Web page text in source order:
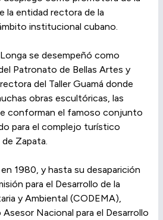
la entidad rectora de la
institucional cubano.
se desempeñó como
Patronato de Bellas Artes y
del Taller Guamá donde
obras escultóricas, las
conforman el famoso conjunto
para el complejo turístico
Zapata.
1980, y hasta su desaparición
para el Desarrollo de la
y Ambiental (CODEMA),
Nacional para el Desarrollo